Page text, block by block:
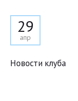
29
апр
Новости клуба